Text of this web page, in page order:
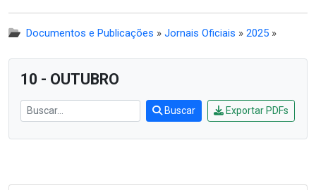
Documentos e Publicações » Jornais Oficiais » 2025 »
10 - OUTUBRO
Buscar Exportar PDFs